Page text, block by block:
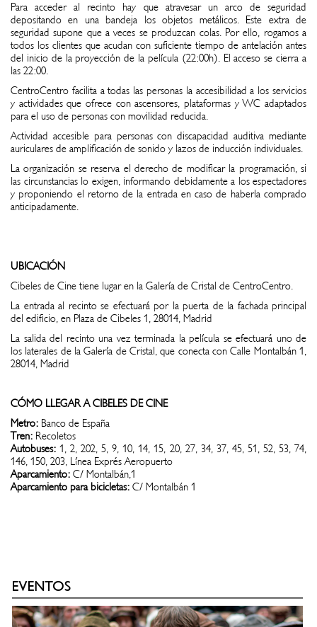
Para acceder al recinto hay que atravesar un arco de seguridad
depositando en una bandeja los objetos metálicos. Este extra de
seguridad supone que a veces se produzcan colas. Por ello, rogamos a
todos los clientes que acudan con suficiente tiempo de antelación antes
del inicio de la proyección de la película (22:00h). El acceso se cierra a
las 22:00.
CentroCentro facilita a todas las personas la accesibilidad a los servicios
y actividades que ofrece con ascensores, plataformas y WC adaptados
para el uso de personas con movilidad reducida.
Actividad accesible para personas con discapacidad auditiva mediante
auriculares de amplificación de sonido y lazos de inducción individuales.
La organización se reserva el derecho de modificar la programación, si
las circunstancias lo exigen, informando debidamente a los espectadores
y proponiendo el retorno de la entrada en caso de haberla comprado
anticipadamente.
UBICACIÓN
Cibeles de Cine tiene lugar en la Galería de Cristal de CentroCentro.
La entrada al recinto se efectuará por la puerta de la fachada principal
del edificio, en Plaza de Cibeles 1, 28014, Madrid
La salida del recinto una vez terminada la película se efectuará uno de
los laterales de la Galería de Cristal, que conecta con Calle Montalbán 1,
28014, Madrid
CÓMO LLEGAR A CIBELES DE CINE
Metro: Banco de España
Tren: Recoletos
Autobuses: 1, 2, 202, 5, 9, 10, 14, 15, 20, 27, 34, 37, 45, 51, 52, 53, 74,
146, 150, 203, Línea Exprés Aeropuerto
Aparcamiento: C/ Montalbán,1
Aparcamiento para bicicletas: C/ Montalbán 1
EVENTOS